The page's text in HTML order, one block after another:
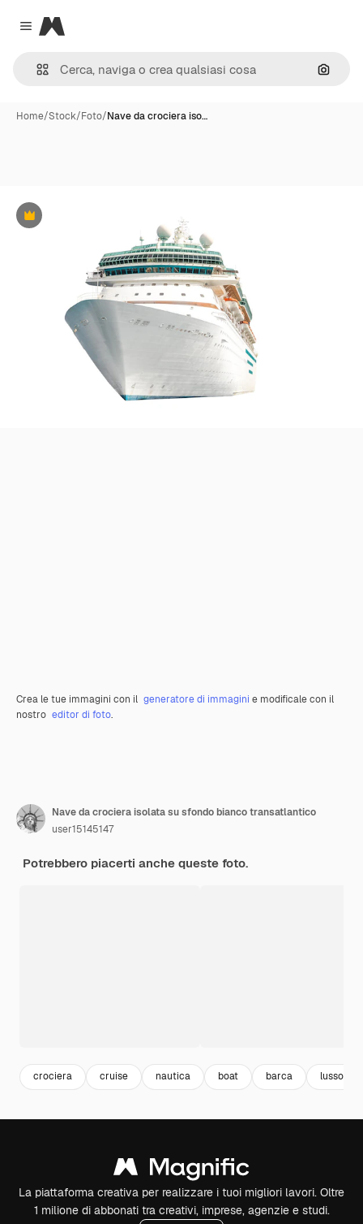
Close menu
Magnific
Cerca
Home/Stock/Foto/Nave da crociera iso…
Premium
Crea le tue immagini con il generatore di immagini e modificale con il
nostro editor di foto.
Nave da crociera isolata su sfondo bianco transatlantico
user15145147
Potrebbero piacerti anche queste foto.
crociera cruise nautica boat barca lusso
La piattaforma creativa per realizzare i tuoi migliori lavori. Oltre
1 milione di abbonati tra creativi, imprese, agenzie e studi.